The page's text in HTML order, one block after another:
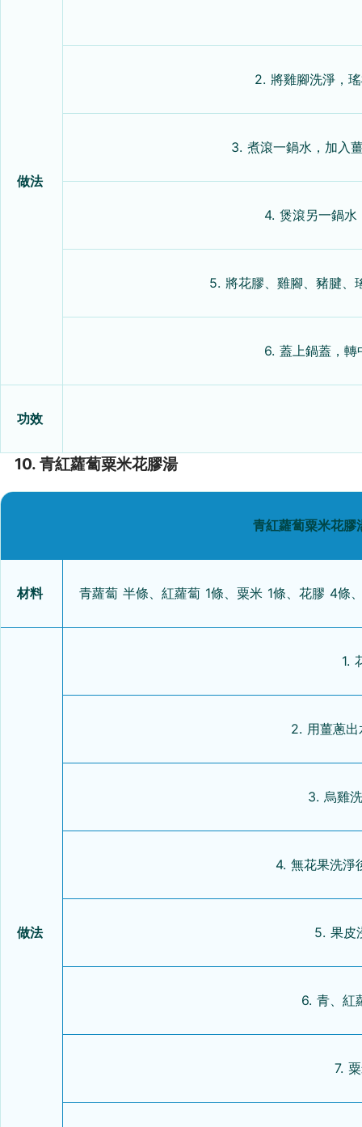
做法
2. 將雞腳洗淨，
3. 煮滾一鍋水，加入
4. 煲滾另一鍋水
5. 將花膠、雞腳、豬腱、
6. 蓋上鍋蓋，轉
功效
10. 青紅蘿蔔粟米花膠湯
青紅蘿蔔粟米花
材料 青蘿蔔 半條、紅蘿蔔 1條、粟米 1條、花膠 4條
做法
1.
2. 用薑蔥
3. 烏雞
4. 無花果洗淨
5. 果皮
6. 青、紅
7.